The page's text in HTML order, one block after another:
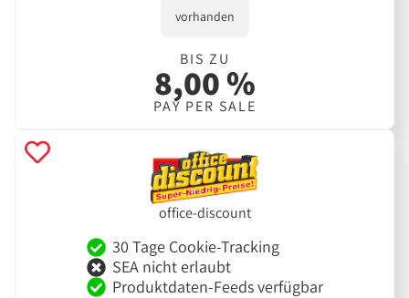
vorhanden
BIS ZU
8,00 %
PAY PER SALE
office-discount
30 Tage Cookie-Tracking
SEA nicht erlaubt
Produktdaten-Feeds verfügbar